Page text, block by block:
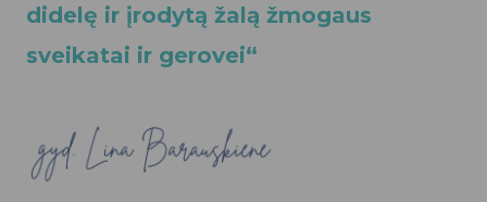
didelę ir įrodytą žalą žmogaus
sveikatai ir gerovei“